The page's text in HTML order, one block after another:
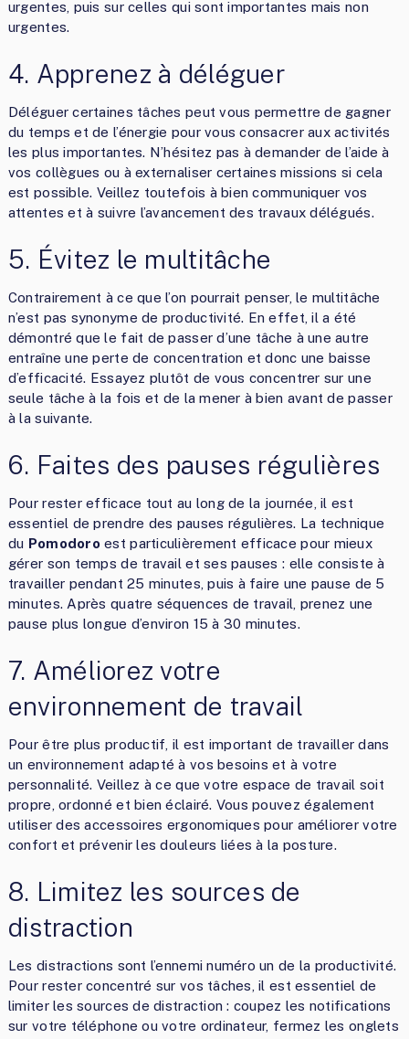
urgentes, puis sur celles qui sont importantes mais non
urgentes.
4. Apprenez à déléguer
Déléguer certaines tâches peut vous permettre de gagner
du temps et de l’énergie pour vous consacrer aux activités
les plus importantes. N’hésitez pas à demander de l’aide à
vos collègues ou à externaliser certaines missions si cela
est possible. Veillez toutefois à bien communiquer vos
attentes et à suivre l’avancement des travaux délégués.
5. Évitez le multitâche
Contrairement à ce que l’on pourrait penser, le multitâche
n’est pas synonyme de productivité. En effet, il a été
démontré que le fait de passer d’une tâche à une autre
entraîne une perte de concentration et donc une baisse
d’efficacité. Essayez plutôt de vous concentrer sur une
seule tâche à la fois et de la mener à bien avant de passer
à la suivante.
6. Faites des pauses régulières
Pour rester efficace tout au long de la journée, il est
essentiel de prendre des pauses régulières. La technique
du Pomodoro est particulièrement efficace pour mieux
gérer son temps de travail et ses pauses : elle consiste à
travailler pendant 25 minutes, puis à faire une pause de 5
minutes. Après quatre séquences de travail, prenez une
pause plus longue d’environ 15 à 30 minutes.
7. Améliorez votre
environnement de travail
Pour être plus productif, il est important de travailler dans
un environnement adapté à vos besoins et à votre
personnalité. Veillez à ce que votre espace de travail soit
propre, ordonné et bien éclairé. Vous pouvez également
utiliser des accessoires ergonomiques pour améliorer votre
confort et prévenir les douleurs liées à la posture.
8. Limitez les sources de
distraction
Les distractions sont l’ennemi numéro un de la productivité.
Pour rester concentré sur vos tâches, il est essentiel de
limiter les sources de distraction : coupez les notifications
sur votre téléphone ou votre ordinateur, fermez les onglets